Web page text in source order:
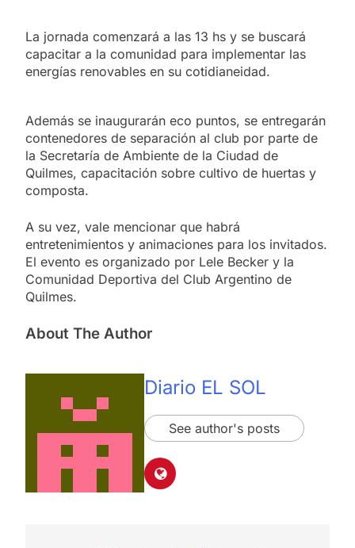
La jornada comenzará a las 13 hs y se buscará
capacitar a la comunidad para implementar las
energías renovables en su cotidianeidad.
Además se inaugurarán eco puntos, se entregarán
contenedores de separación al club por parte de
la Secretaría de Ambiente de la Ciudad de
Quilmes, capacitación sobre cultivo de huertas y
composta.
A su vez, vale mencionar que habrá
entretenimientos y animaciones para los invitados.
El evento es organizado por Lele Becker y la
Comunidad Deportiva del Club Argentino de
Quilmes.
About The Author
Diario EL SOL
See author's posts